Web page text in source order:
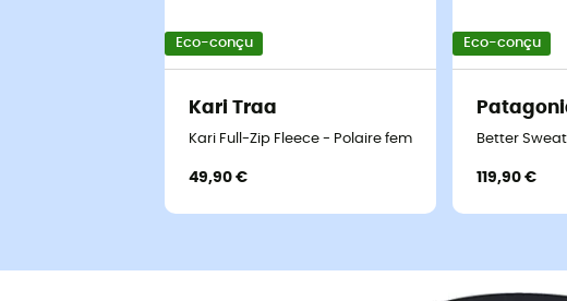
Eco-conçu
Kari Traa
Kari Full-Zip Fleece - Polaire femme
49,90 €
Eco-conçu
Better
119,90 €